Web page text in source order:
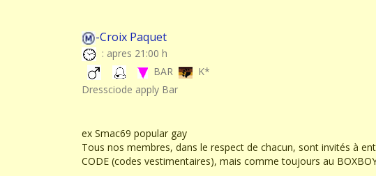
-Croix Paquet
: apres 21:00 h
BAR
K*
Dressciode apply Bar
ex Smac69 popular gay
Tous nos membres, dans le respect de chacun, sont invités à
CODE (codes vestimentaires), mais comme toujours au